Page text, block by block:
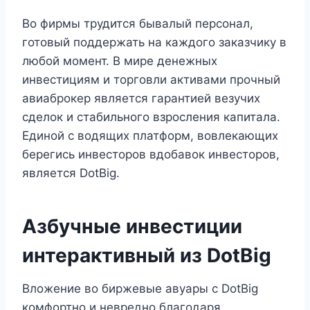
Во фирмы трудится бывалый персонал,
готовый поддержать на каждого заказчику в
любой момент. В мире денежных
инвестициям и торговли активами прочный
авиаброкер является гарантией везучих
сделок и стабильного взросления капитала.
Единой с водящих платформ, вовлекающих
берегись инвесторов вдобавок инвесторов,
является DotBig.
Азбучные инвестиции
интерактивный из DotBig
Вложение во биржевые авуары с DotBig
комфортно и невредно благодаря